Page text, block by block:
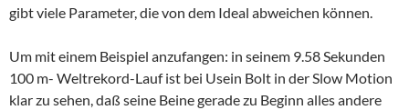
gibt viele Parameter, die von dem Ideal abweichen können.
Um mit einem Beispiel anzufangen: in seinem 9.58 Sekunden
100 m- Weltrekord-Lauf ist bei Usein Bolt in der Slow Motion
klar zu sehen, daß seine Beine gerade zu Beginn alles andere